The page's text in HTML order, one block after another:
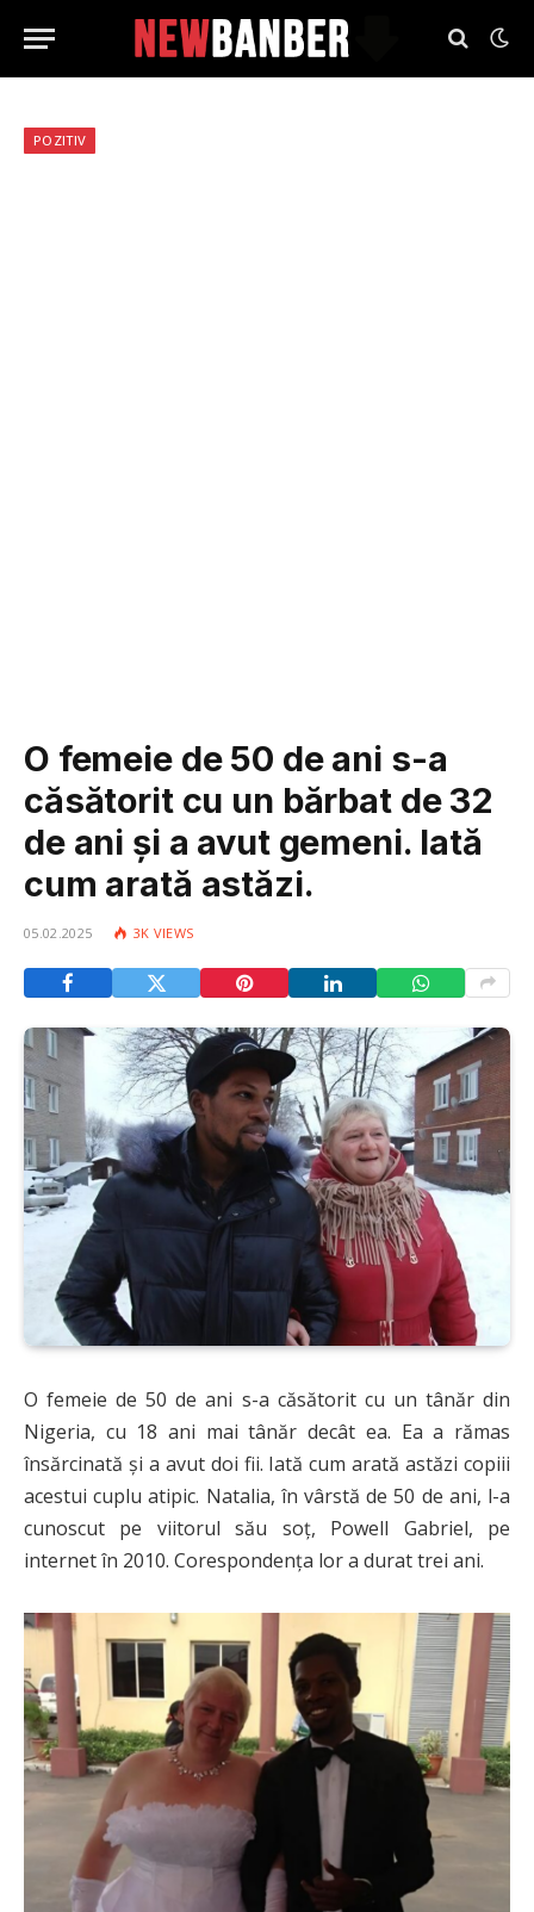
POZITIV
O femeie de 50 de ani s-a
căsătorit cu un bărbat de 32
de ani și a avut gemeni. Iată
cum arată astăzi.
05.02.2025 3K VIEWS
O femeie de 50 de ani s-a căsătorit cu un tânăr din
Nigeria, cu 18 ani mai tânăr decât ea. Ea a rămas
însărcinată și a avut doi fii. Iată cum arată astăzi copiii
acestui cuplu atipic. Natalia, în vârstă de 50 de ani, l-a
cunoscut pe viitorul său soț, Powell Gabriel, pe
internet în 2010. Corespondența lor a durat trei ani.